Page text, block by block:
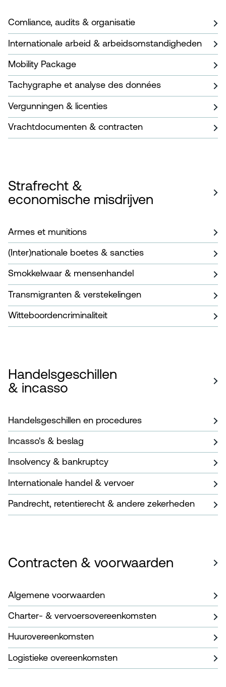
Comliance, audits & organisatie
Internationale arbeid & arbeidsomstandigheden
Mobility Package
Tachygraphe et analyse des données
Vergunningen & licenties
Vrachtdocumenten & contracten
Strafrecht &
economische misdrijven
Armes et munitions
(Inter)nationale boetes & sancties
Smokkelwaar & mensenhandel
Transmigranten & verstekelingen
Witteboordencriminaliteit
Handelsgeschillen
& incasso
Handelsgeschillen en procedures
Incasso's & beslag
Insolvency & bankruptcy
Internationale handel & vervoer
Pandrecht, retentierecht & andere zekerheden
Contracten & voorwaarden
Algemene voorwaarden
Charter- & vervoersovereenkomsten
Huurovereenkomsten
Logistieke overeenkomsten